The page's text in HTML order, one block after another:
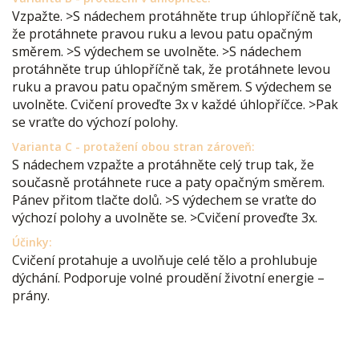
Vzpažte. >S nádechem protáhněte trup úhlopříčně tak,
že protáhnete pravou ruku a levou patu opačným
směrem. >S výdechem se uvolněte. >S nádechem
protáhněte trup úhlopříčně tak, že protáhnete levou
ruku a pravou patu opačným směrem. S výdechem se
uvolněte. Cvičení proveďte 3x v každé úhlopříčce. >Pak
se vraťte do výchozí polohy.
Varianta C - protažení obou stran zároveň:
S nádechem vzpažte a protáhněte celý trup tak, že
současně protáhnete ruce a paty opačným směrem.
Pánev přitom tlačte dolů. >S výdechem se vraťte do
výchozí polohy a uvolněte se. >Cvičení proveďte 3x.
Účinky:
Cvičení protahuje a uvolňuje celé tělo a prohlubuje
dýchání. Podporuje volné proudění životní energie –
prány.